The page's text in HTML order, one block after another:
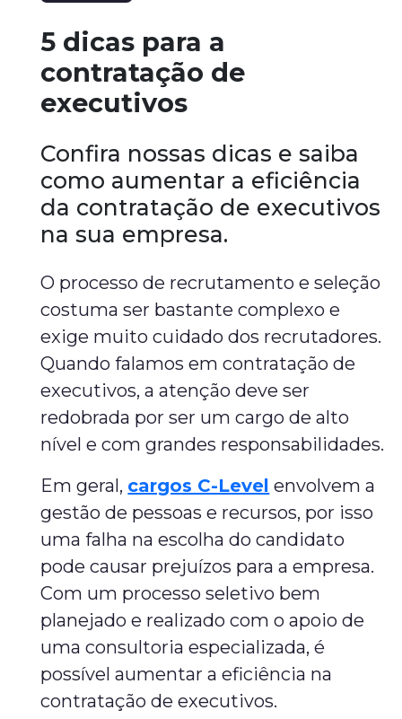
5 dicas para a
contratação de
executivos
Confira nossas dicas e saiba
como aumentar a eficiência
da contratação de executivos
na sua empresa.
O processo de recrutamento e seleção
costuma ser bastante complexo e
exige muito cuidado dos recrutadores.
Quando falamos em contratação de
executivos, a atenção deve ser
redobrada por ser um cargo de alto
nível e com grandes responsabilidades.
Em geral, cargos C-Level envolvem a
gestão de pessoas e recursos, por isso
uma falha na escolha do candidato
pode causar prejuízos para a empresa.
Com um processo seletivo bem
planejado e realizado com o apoio de
uma consultoria especializada, é
possível aumentar a eficiência na
contratação de executivos.